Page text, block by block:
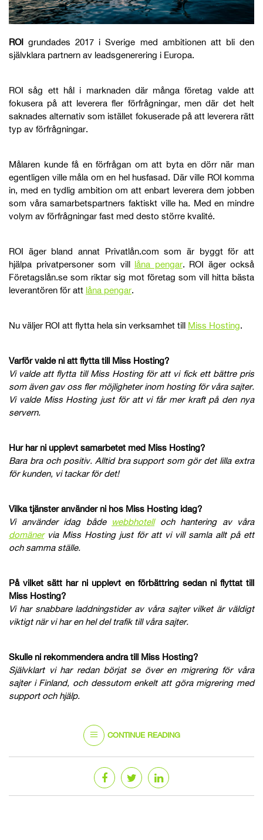
ROIgrundades 2017 i Sverige med ambitionen att bli den
självklara partnern av leadsgenerering i Europa.
ROI såg ett hål i marknaden där många företag valde att
fokusera på att leverera fler förfrågningar, men där det helt
saknades alternativ som istället fokuserade på att leverera rätt
typ av förfrågningar.
Målaren kunde få en förfrågan om att byta en dörr när man
egentligen ville måla om en hel husfasad. Där ville ROI komma
in, med en tydlig ambition om att enbart leverera dem jobben
som våra samarbetspartners faktiskt ville ha. Med en mindre
volym av förfrågningar fast med desto större kvalité.
ROI äger bland annat Privatlån.com som är byggt för att
hjälpa privatpersoner som vill låna pengar. ROI äger också
Företagslån.se som riktar sig mot företag som vill hitta bästa
leverantören för att låna pengar.
Nu väljer ROI att flytta hela sin verksamhet till Miss Hosting.
Varför valde ni att flytta till Miss Hosting?
Vi valde att flytta till Miss Hosting för att vi fick ett bättre pris
som även gav oss fler möjligheter inom hosting för våra sajter.
Vi valde Miss Hosting just för att vi får mer kraft på den nya
servern.
Hur har ni upplevt samarbetet med Miss Hosting?
Bara bra och positiv. Alltid bra support som gör det lilla extra
för kunden, vi tackar för det!
Vilka tjänster använder ni hos Miss Hosting idag?
Vi använder idag både webbhotelloch hantering av våra
domänervia Miss Hosting just för att vi vill samla allt på ett
och samma ställe.
På vilket sätt har ni upplevt en förbättring sedan ni flyttat till
Miss Hosting?
Vi har snabbare laddningstider av våra sajter vilket är väldigt
viktigt när vi har en hel del trafik till våra sajter.
Skulle ni rekommendera andra till Miss Hosting?
Självklart vi har redan börjat se över en migrering för våra
sajter i Finland, och dessutom enkelt att göra migrering med
support och hjälp.
CONTINUE READING